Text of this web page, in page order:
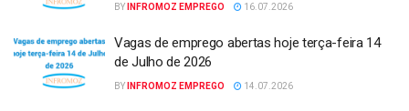
BY INFROMOZ EMPREGO 16.07.2026
Vagas de emprego abertas hoje terça-feira 14
de Julho de 2026
BY INFROMOZ EMPREGO 14.07.2026